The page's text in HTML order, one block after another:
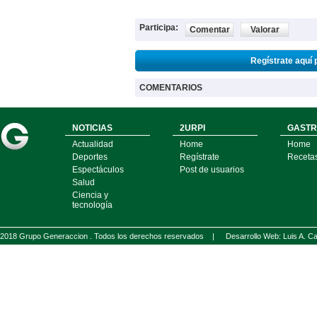
Participa: Comentar Valorar
Regístrate aquí
COMENTARIOS
NOTICIAS
Actualidad
Deportes
Espectáculos
Salud
Ciencia y
tecnología
2URPI
Home
Regístrate
Post de usuarios
Home
2018 Grupo Generaccion . Todos los derechos reservados | Desarrollo Web: Luis